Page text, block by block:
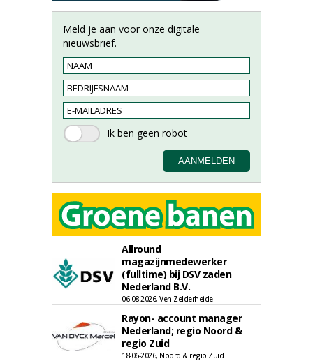
Meld je aan voor onze digitale
nieuwsbrief.
Allround
magazijnmedewerker
(fulltime) bij DSV zaden
Nederland B.V.
06-08-2026, Ven Zelderheide
Rayon- account manager
Nederland; regio Noord &
regio Zuid
18-06-2026, Noord & regio Zuid